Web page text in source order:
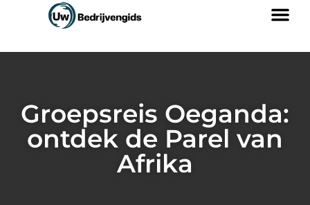
Groepsreis Oeganda:
ontdek de Parel van
Afrika